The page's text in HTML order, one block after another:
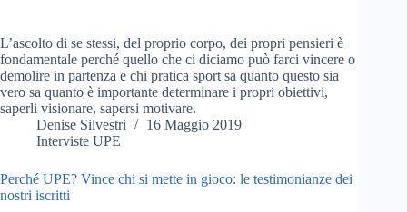
L’ascolto di se stessi, del proprio corpo, dei propri pensieri è
fondamentale perché quello che ci diciamo può farci vincere o
demolire in partenza e chi pratica sport sa quanto questo sia
vero sa quanto è importante determinare i propri obiettivi,
saperli visionare, sapersi motivare.
Denise Silvestri
16 Maggio 2019
Interviste UPE
Perché UPE? Vince chi si mette in gioco: le testimonianze dei
nostri iscritti